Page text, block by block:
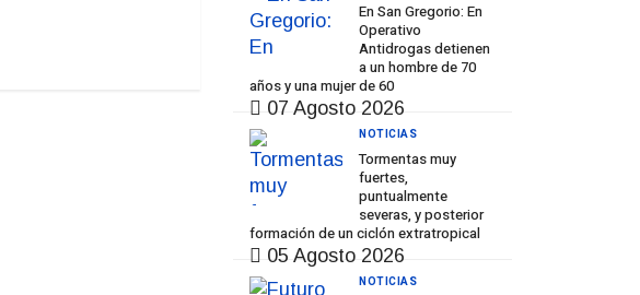
En San Gregorio: En
Operativo
Antidrogas detienen
a un hombre de 70
años y una mujer de 60
07 Agosto 2026
Tormentas muy
fuertes,
puntualmente
severas, y posterior
formación de un ciclón extratropical
05 Agosto 2026
NOTICIAS
NOTICIAS